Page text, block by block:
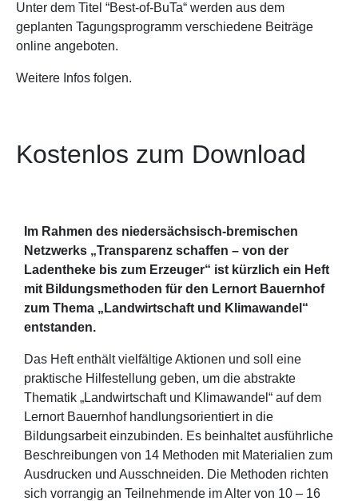
Unter dem Titel “Best-of-BuTa“ werden aus dem
geplanten Tagungsprogramm verschiedene Beiträge
online angeboten.
Weitere Infos folgen.
Kostenlos zum Download
Im Rahmen des niedersächsisch-bremischen
Netzwerks „Transparenz schaffen – von der
Ladentheke bis zum Erzeuger“ ist kürzlich ein Heft
mit Bildungsmethoden für den Lernort Bauernhof
zum Thema „Landwirtschaft und Klimawandel“
entstanden.
Das Heft enthält vielfältige Aktionen und soll eine
praktische Hilfestellung geben, um die abstrakte
Thematik „Landwirtschaft und Klimawandel“ auf dem
Lernort Bauernhof handlungsorientiert in die
Bildungsarbeit einzubinden. Es beinhaltet ausführliche
Beschreibungen von 14 Methoden mit Materialien zum
Ausdrucken und Ausschneiden. Die Methoden richten
sich vorrangig an Teilnehmende im Alter von 10 – 16